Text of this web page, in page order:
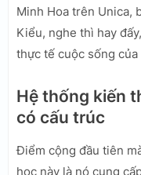
Minh Hoa trên Unica,
Kiểu, nghe thì hay
thực tế cuộc sống
Hệ thống kiến
có cấu trúc
Điểm cộng đầu tiên
học này là nó cung